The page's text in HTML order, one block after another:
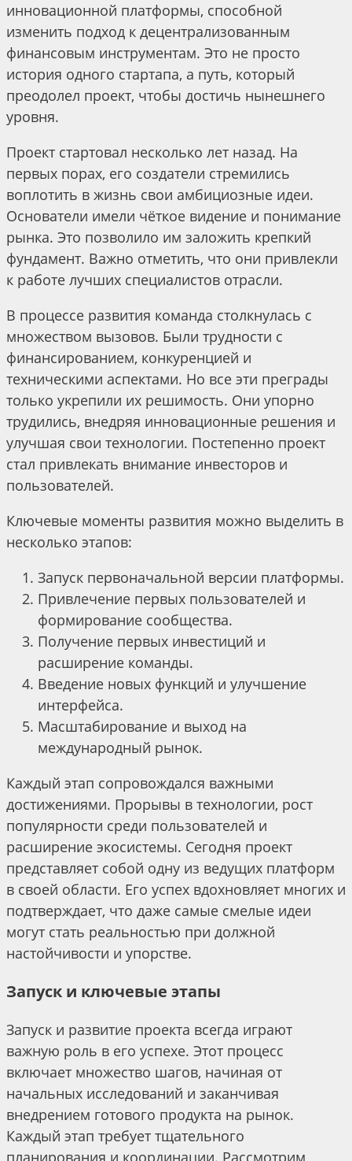
инновационной платформы, способной
изменить подход к децентрализованным
финансовым инструментам. Это не просто
история одного стартапа, а путь, который
преодолел проект, чтобы достичь нынешнего
уровня.
Проект стартовал несколько лет назад. На
первых порах, его создатели стремились
воплотить в жизнь свои амбициозные идеи.
Основатели имели чёткое видение и понимание
рынка. Это позволило им заложить крепкий
фундамент. Важно отметить, что они привлекли
к работе лучших специалистов отрасли.
В процессе развития команда столкнулась с
множеством вызовов. Были трудности с
финансированием, конкуренцией и
техническими аспектами. Но все эти преграды
только укрепили их решимость. Они упорно
трудились, внедряя инновационные решения и
улучшая свои технологии. Постепенно проект
стал привлекать внимание инвесторов и
пользователей.
Ключевые моменты развития можно выделить в
несколько этапов:
Запуск первоначальной версии платформы.
Привлечение первых пользователей и
формирование сообщества.
Получение первых инвестиций и
расширение команды.
Введение новых функций и улучшение
интерфейса.
Масштабирование и выход на
международный рынок.
Каждый этап сопровождался важными
достижениями. Прорывы в технологии, рост
популярности среди пользователей и
расширение экосистемы. Сегодня проект
представляет собой одну из ведущих платформ
в своей области. Его успех вдохновляет многих и
подтверждает, что даже самые смелые идеи
могут стать реальностью при должной
настойчивости и упорстве.
Запуск и ключевые этапы
Запуск и развитие проекта всегда играют
важную роль в его успехе. Этот процесс
включает множество шагов, начиная от
начальных исследований и заканчивая
внедрением готового продукта на рынок.
Каждый этап требует тщательного